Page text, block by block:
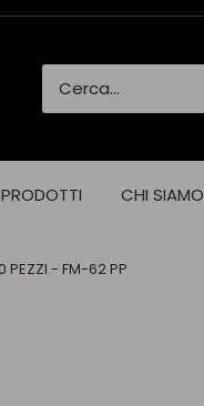
PRODOTTI CHI SIAMO
PEZZI - FM-62 PP